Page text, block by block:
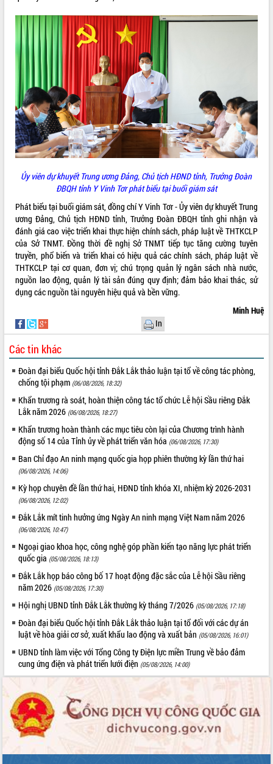
Hội nghị triển khai kết nối mạng
truyền số liệu chuyên dùng phục vụ cơ
quan Đảng, Nhà nước
Lễ phát động chuỗi hoạt động chung
tay làm sạch môi trường
Xã Ea Kar bước chuyển mình trong
công tác cải cách hành chính mô hình
mới
UBND tỉnh họp báo định kỳ tháng 4
năm 2026
Hội thảo khoa học “Giải pháp thúc đẩy
Đắk Lắk”
Tăng cường giám sát, đôn đốc thực
hiện nhiệm vụ quản lý tài sản công
hàng tuần
Tháo gỡ những vướng mắc, đẩy mạnh
công tác cải cách thủ tục hành chính
tại Trung tâm Phục vụ hành chính
công tỉnh
Đắk Lắk: Tôn vinh 46 giải pháp tại Hội
thi Sáng tạo Kỹ thuật 2024 - 2025
về phát triển nuôi trồng thủy sản
Phó Chủ tịch UBND tỉnh Đắk Lắk
Trương Công Thái kiểm tra thực địa
Dự án cao tốc Khánh Hòa - Buôn Ma
Thuột
Định vị cà phê Việt Nam như một “di
sản sống” trong dòng chảy toàn cầu
Xây dựng nông thôn mới: Nâng cao đời
sống người dân từ những mô hình thiết
thực
Quyết liệt tháo gỡ vướng mắc, đẩy
nhanh tiến độ các dự án trọng điểm
Hòn Yến phát triển du lịch gắn với bảo
tồn biển
Lấy ý kiến điều chỉnh Quy hoạch tỉnh
Đắk Lắk thời kỳ 2021-2030, tầm nhìn
đến năm 2050
Phát động chiến dịch 30 ngày đêm
giải phóng mặt bằng Tuyến đường bộ
ven biển
Đắk Lắk nỗ lực thúc đẩy tăng trưởng
II/2026
Đắk Lắk ký kết thỏa thuận hợp tác về
chuyển đổi số giai đoạn 2026 – 2030
với Tập đoàn Bưu chính Viễn thông
Việt Nam
Thứ trưởng Bộ Y tế làm việc với tỉnh
Đắk Lắk về phát triển nhân lực y tế
cho trạm y tế cấp xã
Du lịch Đắk Lắk nâng tầm trải nghiệm
du khách thông qua Hệ thống cơ sở dữ
liệu và Bản đồ số
Ủy viên dự khuyết Trung ương Đảng, Chủ tịch HĐND tỉnh, Trưởng Đoàn
ĐBQH tỉnh Y Vinh Tơr phát biểu tại buổi giám sát
Phát biểu tại buổi giám sát, đồng chí Y Vinh Tơr - Ủy viên dự khuyết Trung
ương Đảng, Chủ tịch HĐND tỉnh, Trưởng Đoàn ĐBQH tỉnh ghi nhận và
đánh giá cao việc triển khai thực hiện chính sách, pháp luật về THTKCLP
của Sở TNMT. Đồng thời đề nghị Sở TNMT tiếp tục tăng cường tuyên
truyền, phổ biến và triển khai có hiệu quả các chính sách, pháp luật về
THTKCLP tại cơ quan, đơn vị; chú trọng quản lý ngân sách nhà nước,
nguồn lao động, quản lý tài sản đúng quy định; đảm bảo khai thác, sử
dụng các nguồn tài nguyên hiệu quả và bền vững.
Minh Huệ
In
Các tin khác
Đoàn đại biểu Quốc hội tỉnh Đắk Lắk thảo luận tại tổ về công tác phòng,
chống tội phạm (06/08/2026, 18:32)
Khẩn trương rà soát, hoàn thiện công tác tổ chức Lễ hội Sầu riêng Đắk
Lắk năm 2026 (06/08/2026, 18:27)
Khẩn trương hoàn thành các mục tiêu còn lại của Chương trình hành
động số 14 của Tỉnh ủy về phát triển văn hóa (06/08/2026, 17:30)
Ban Chỉ đạo An ninh mạng quốc gia họp phiên thường kỳ lần thứ hai
(06/08/2026, 14:06)
Kỳ họp chuyên đề lần thứ hai, HĐND tỉnh khóa XI, nhiệm kỳ 2026-2031
(06/08/2026, 12:02)
Đắk Lắk mít tinh hưởng ứng Ngày An ninh mạng Việt Nam năm 2026
(06/08/2026, 10:47)
Ngoại giao khoa học, công nghệ góp phần kiến tạo năng lực phát triển
quốc gia (05/08/2026, 18:13)
Đắk Lắk họp báo công bố 17 hoạt động đặc sắc của Lễ hội Sầu riêng
năm 2026 (05/08/2026, 17:30)
Hội nghị UBND tỉnh Đắk Lắk thường kỳ tháng 7/2026 (05/08/2026, 17:18)
Đoàn đại biểu Quốc hội tỉnh Đắk Lắk thảo luận tại tổ đối với các dự án
luật về hòa giải cơ sở, xuất khẩu lao động và xuất bản (05/08/2026, 16:01)
UBND tỉnh làm việc với Tổng Công ty Điện lực miền Trung về bảo đảm
cung ứng điện và phát triển lưới điện (05/08/2026, 14:00)